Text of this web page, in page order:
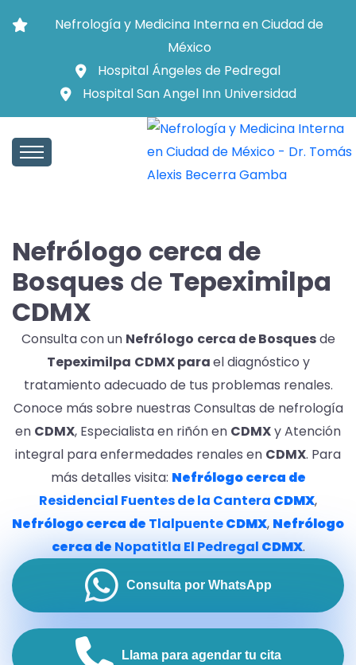
Nefrología y Medicina Interna en Ciudad de
México
Hospital Ángeles de Pedregal
Hospital San Angel Inn Universidad
Nefrólogo cerca de
Bosques de Tepeximilpa
CDMX
Consulta con un Nefrólogo cerca de Bosquesde
Tepeximilpa CDMX parael diagnóstico y
tratamiento adecuado de tus problemas renales.
Conoce más sobre nuestras Consultas de nefrología
en CDMX, Especialista en riñón en CDMXy Atención
integral para enfermedades renales en CDMX. Para
más detalles visita: Nefrólogocerca de
Residencial Fuentes de la Cantera CDMX,
Nefrólogocerca de TlalpuenteCDMX, Nefrólogo
cerca de Nopatitla El Pedregal CDMX.
Consulta por WhatsApp
Llama para agendar tu cita